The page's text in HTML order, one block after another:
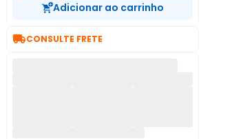
Adicionar ao carrinho
CONSULTE FRETE